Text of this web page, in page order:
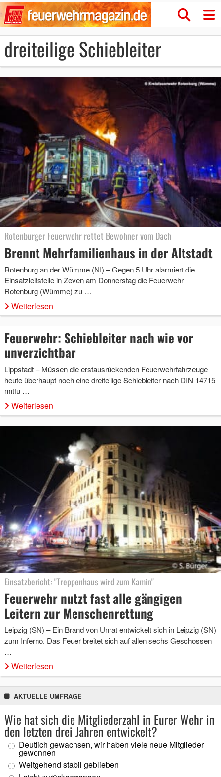
dreiteilige Schiebleiter
Rotenburger Feuerwehr rettet Bewohner vom Dach
Brennt Mehrfamilienhaus in der Altstadt
Rotenburg an der Wümme (NI) – Gegen 5 Uhr alarmiert die
Einsatzleitstelle in Zeven am Donnerstag die Feuerwehr
Rotenburg (Wümme) zu …
Weiterlesen
Feuerwehr: Schiebleiter nach wie vor
unverzichtbar
Lippstadt – Müssen die erstausrückenden Feuerwehrfahrzeuge
heute überhaupt noch eine dreiteilige Schiebleiter nach DIN 14715
mitfü …
Weiterlesen
Einsatzbericht: "Treppenhaus wird zum Kamin"
Feuerwehr nutzt fast alle gängigen
Leitern zur Menschenrettung
Leipzig (SN) – Ein Brand von Unrat entwickelt sich in Leipzig (SN)
zum Inferno. Das Feuer breitet sich auf allen sechs Geschossen
…
Weiterlesen
AKTUELLE UMFRAGE
Wie hat sich die Mitgliederzahl in Eurer Wehr in
den letzten drei Jahren entwickelt?
Deutlich gewachsen, wir haben viele neue Mitglieder
gewonnen
Weitgehend stabil geblieben